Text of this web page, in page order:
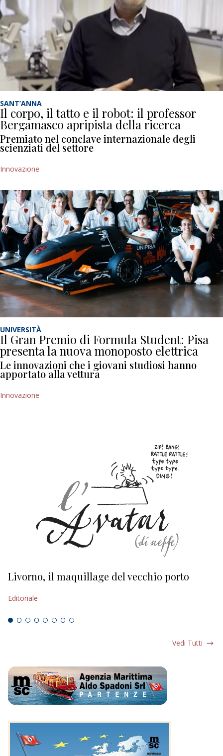
SANT’ANNA
Il corpo, il tatto e il robot: il professor
Bergamasco apripista della ricerca
Premiato nel conclave internazionale degli
scienziati del settore
Innovazione
UNIVERSITÀ
Il Gran Premio di Formula Student: Pisa
presenta la nuova monoposto elettrica
Le innovazioni che i giovani studiosi hanno
apportato alla vettura
Innovazione
Livorno, il maquillage del vecchio porto
Editoriale
Vedi Tutti